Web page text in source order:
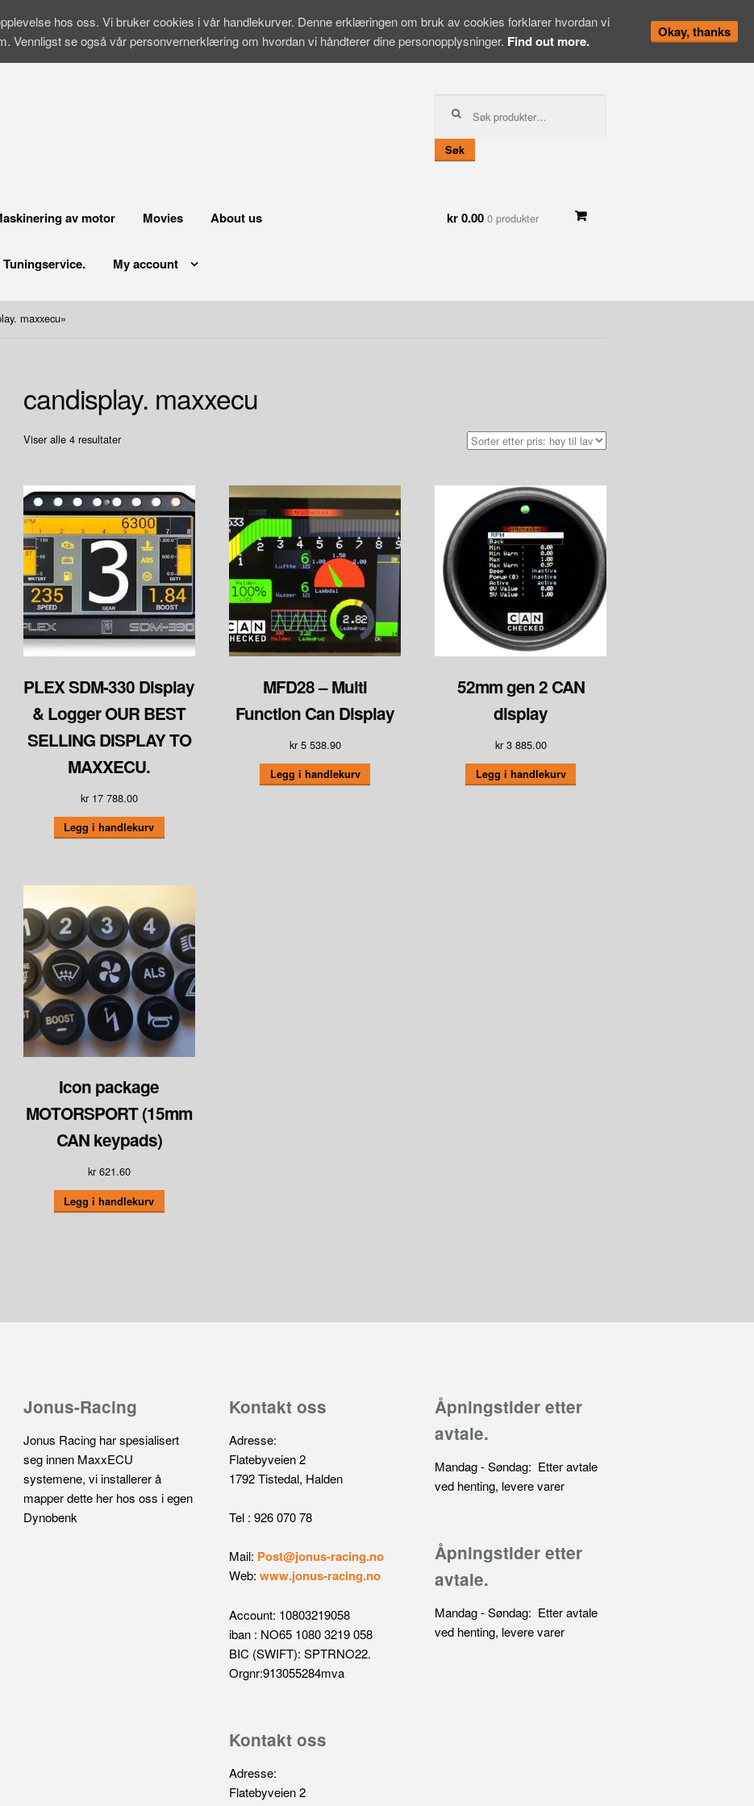
etter:
Søk
av motor Movies About us
My account
kr 0.000 produkter
maxxecu»
candisplay. maxxecu
Viser alle 4 resultaterSortet
Høy
til
lav
PLEX SDM-330 Display
& Logger OUR BEST
SELLING DISPLAY TO
MAXXECU.
kr17 788.00
Legg i handlekurv
MFD28 – Multi
Function Can Display
kr5 538.90
Legg i handlekurv
52mm gen 2 CAN
display
kr3 885.00
Legg i handlekurv
Icon package
MOTORSPORT (15mm
CAN keypads)
kr621.60
Legg i handlekurv
Jonus-Racing
Jonus Racing har spesialisert
seg innen MaxxECU
systemene, vi installerer å
mapper dette her hos oss i egen
Dynobenk
Kontakt oss
Adresse:
Flatebyveien 2
1792 Tistedal, Halden
Tel : 926 070 78
Mail: Post@jonus-racing.no
Web:www.jonus-racing.no
Account: 10803219058
iban : NO65 1080 3219 058
BIC (SWIFT): SPTRNO22.
Orgnr:913055284mva
Kontakt oss
Adresse:
Flatebyveien 2
Åpningstider etter
avtale.
Mandag - Søndag: Etter avtale
ved henting, levere varer
Åpningstider etter
avtale.
Mandag - Søndag: Etter avtale
ved henting, levere varer
hos oss. Vi bruker cookies i vår handlekurver. Denne erklæringen om bruk av cookies forklarer hvordan vi
Vennligst se også vår personvernerklæring om hvordan vi håndterer dine personopplysninger. Find out more.
Okay, thanks